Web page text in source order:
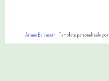
Ariane Baldassin| Template personalizado por